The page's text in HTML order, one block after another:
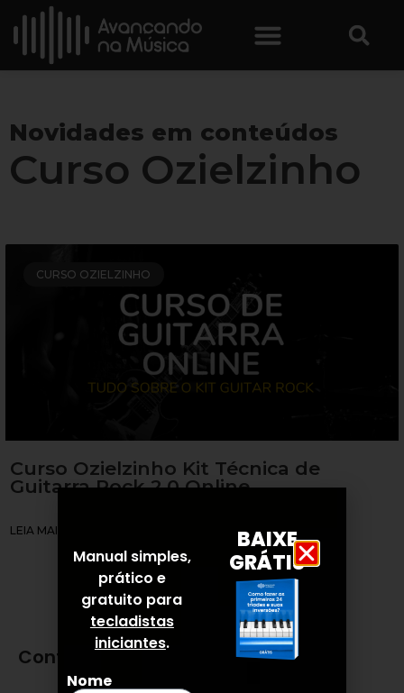
Novidades em conteúdos
Curso Ozielzinho
CURSO OZIELZINHO
Curso Ozielzinho Kit Técnica de
Guitarra Rock 2.0 Online
LEIA MAIS »
Conteúdos
Manual simples,
prático e
gratuito para
tecladistas
iniciantes.
Nome
BAIXE
GRÁTIS